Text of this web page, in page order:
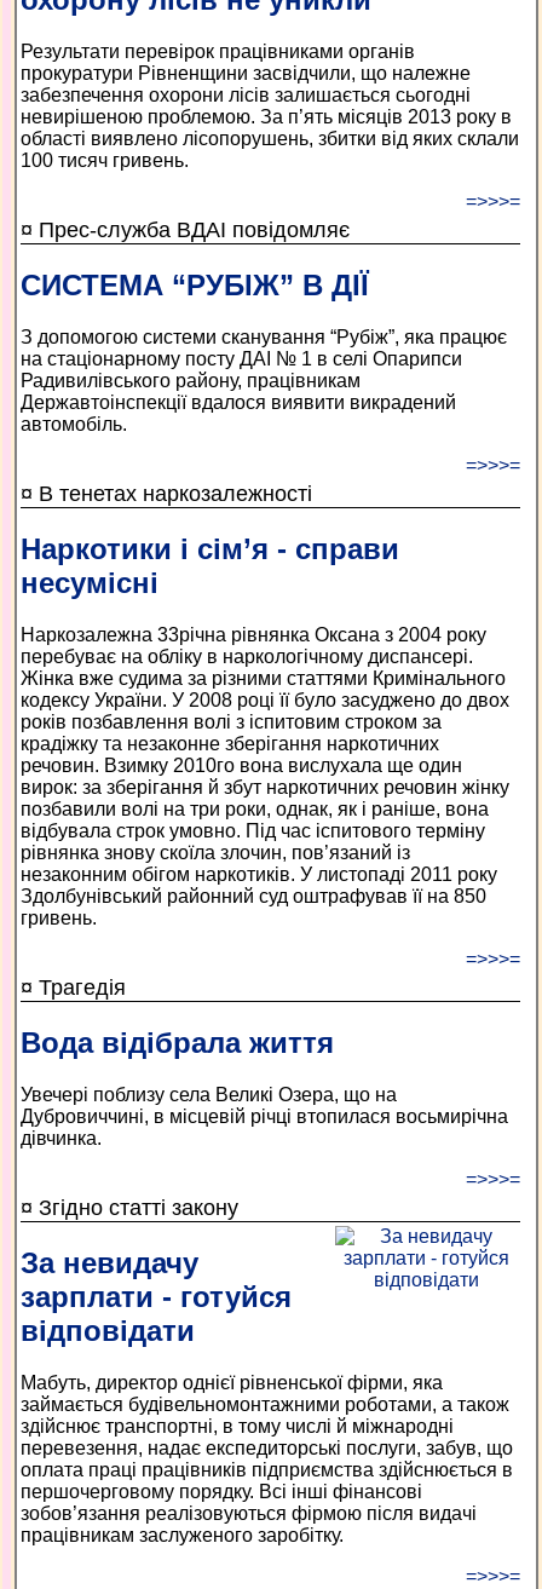
Результати перевірок працівниками органів
прокуратури Рівненщини засвідчили, що належне
забезпечення охорони лісів залишається сьогодні
невирішеною проблемою. За п’ять місяців 2013 року в
області виявлено лісопорушень, збитки від яких склали
100 тисяч гривень.
=>>>=
¤ Прес-служба ВДАІ повідомляє
СИСТЕМА “РУБІЖ” В ДІЇ
З допомогою системи сканування “Рубіж”, яка працює
на стаціонарному посту ДАІ № 1 в селі Опарипси
Радивилівського району, працівникам
Державтоінспекції вдалося виявити викрадений
автомобіль.
=>>>=
¤ В тенетах наркозалежності
Наркотики і сім’я - справи
несумісні
Наркозалежна 33­річна рівнянка Оксана з 2004 року
перебуває на обліку в наркологічному диспансері.
Жінка вже судима за різними статтями Кримінального
кодексу України. У 2008 році її було засуджено до двох
років позбавлення волі з іспитовим строком за
крадіжку та незаконне зберігання наркотичних
речовин. Взимку 2010­го вона вислухала ще один
вирок: за зберігання й збут наркотичних речовин жінку
позбавили волі на три роки, однак, як і раніше, вона
відбувала строк умовно. Під час іспитового терміну
рівнянка знову скоїла злочин, пов’язаний із
незаконним обігом наркотиків. У листопаді 2011 року
Здолбунівський районний суд оштрафував її на 850
гривень.
=>>>=
¤ Трагедія
Вода відібрала життя
Увечері поблизу села Великі Озера, що на
Дубровиччині, в місцевій річці втопилася восьмирічна
дівчинка.
=>>>=
¤ Згідно статті закону
За невидачу
зарплати - готуйся
відповідати
Мабуть, директор однієї рівненської фірми, яка
займається будівельно­монтажними роботами, а також
здійснює транспортні, в тому числі й міжнародні
перевезення, надає експедиторські послуги, забув, що
оплата праці працівників підприємства здійснюється в
першочерговому порядку. Всі інші фінансові
зобов’язання реалізовуються фірмою після видачі
працівникам заслуженого заробітку.
=>>>=